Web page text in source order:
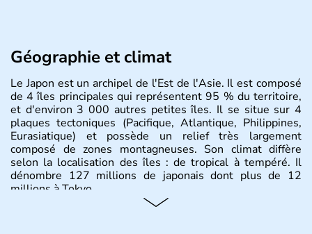
Géographie et climat
Le Japon est un archipel de l'Est de l'Asie. Il est composé
de 4 îles principales qui représentent 95 % du territoire,
et d'environ 3 000 autres petites îles. Il se situe sur 4
plaques tectoniques (Pacifique, Atlantique, Philippines,
Eurasiatique) et possède un relief très largement
composé de zones montagneuses. Son climat diffère
selon la localisation des îles : de tropical à tempéré. Il
dénombre 127 millions de japonais dont plus de 12
millions à Tokyo.